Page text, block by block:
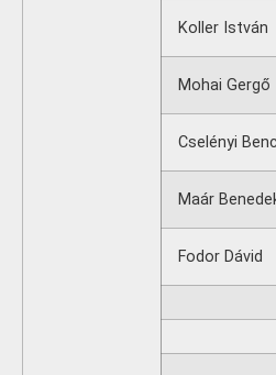
Koller István
Mohai Gergő
Cselényi
Maár
Fodor Dávid